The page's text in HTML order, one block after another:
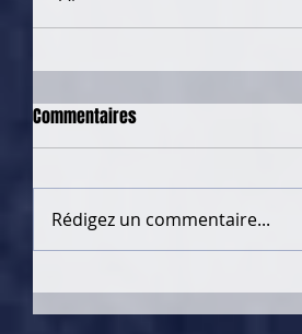
Commentaires
Rédigez un commentaire...